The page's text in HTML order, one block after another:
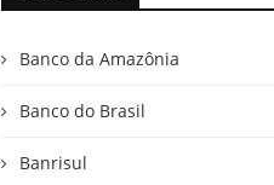
Banco da Amazônia
Banco do Brasil
Banrisul